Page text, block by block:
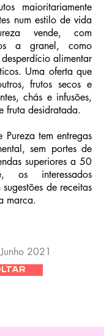
maioritariamente
num estilo de vida
vende, com
a granel, como
alimentar
Uma oferta que
frutos secos e
chás e infusões,
fruta desidratada.
tem entregas
sem portes de
superiores a 50
os interessados
de receitas
marca.
2021